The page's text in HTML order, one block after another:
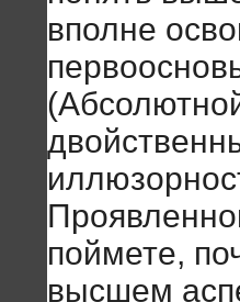
вполне
поймете,
высшем